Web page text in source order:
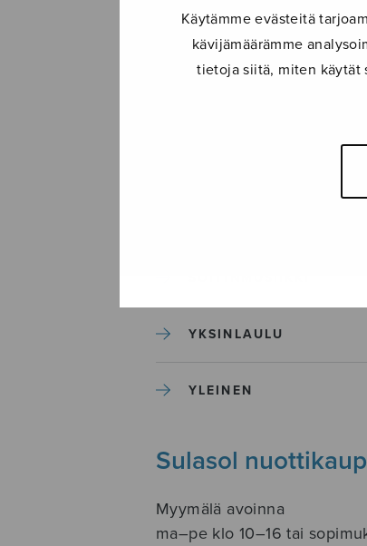
Käytämme evästeitä
kävijämäärämme
tietoja siitä, miten käytät
MUUT
YKSINLAULU
YLEINEN
Sulasol
Myymälä avoinna
ma–pe klo 10–16 tai